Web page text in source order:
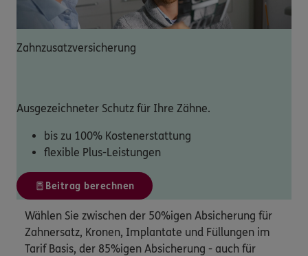
Zahnzusatzversicherung
Ausgezeichneter Schutz für Ihre Zähne.
bis zu 100% Kostenerstattung
flexible Plus-Leistungen
Beitrag berechnen
Wählen Sie zwischen der 50%igen Absicherung für
Zahnersatz, Kronen, Implantate und Füllungen im
Tarif Basis, der 85%igen Absicherung - auch für